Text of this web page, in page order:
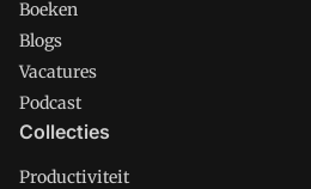
Boeken
Blogs
Vacatures
Podcast
Collecties
Productiviteit